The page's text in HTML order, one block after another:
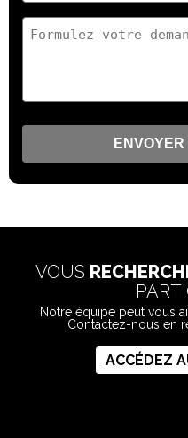
VOUS
Notre équipe peut vous
Contactez-nous en
ACCÉDEZ